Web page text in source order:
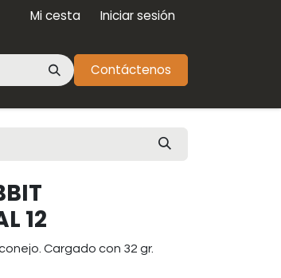
Mi cesta Iniciar sesión
Contáctenos
12
Cargado con 32 gr.